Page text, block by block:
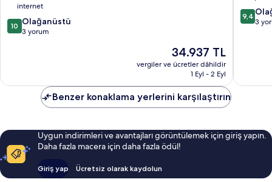
Lodge
Karatu
internet
10
üzerinden
10 Olağanüstü
3 yorum
Güncel
fiyat:
34.937 TL
34.937 TL
vergiler ve ücretler dâhildir
1 Eyl - 2 Eyl
-
The
10
9,4
3
Benzer konaklama yerlerini karşılaştırın
Uygun indirimleri ve avantajları görüntülemek için giriş yapın.
Daha fazla macera için daha fazla ödül!
Giriş yap Ücretsiz olarak kaydolun